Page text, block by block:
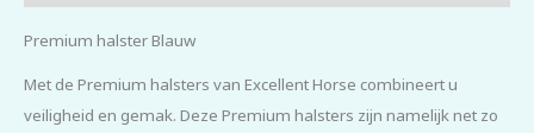
Premium halster Blauw
Met de Premium halsters van Excellent Horse combineert u
veiligheid en gemak. Deze Premium halsters zijn namelijk net zo